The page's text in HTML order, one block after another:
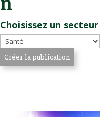
Choisissez un secteur